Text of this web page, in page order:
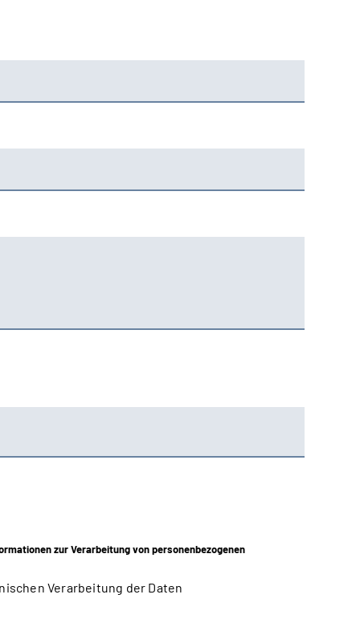
zur Verarbeitung von personenbezogenen
Verarbeitung der Daten